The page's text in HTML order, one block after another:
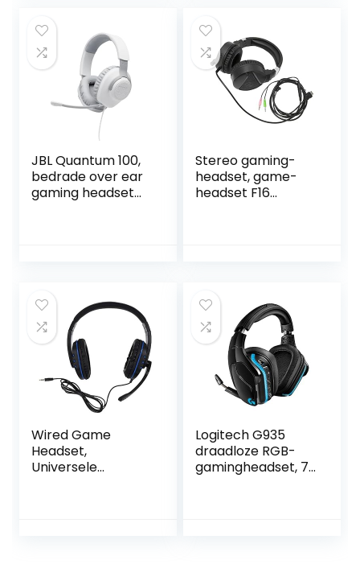
Win8.1 voor Win 7
voor Win 10 voor
Win8
JBL Quantum 100,
bedrade over ear
gaming headset
Stereo gaming-
headset, game-
headset F16
voor pc
Wired Game
Headset,
Universele
Logitech G935
draadloze RGB-
gamingheadset, 7.1